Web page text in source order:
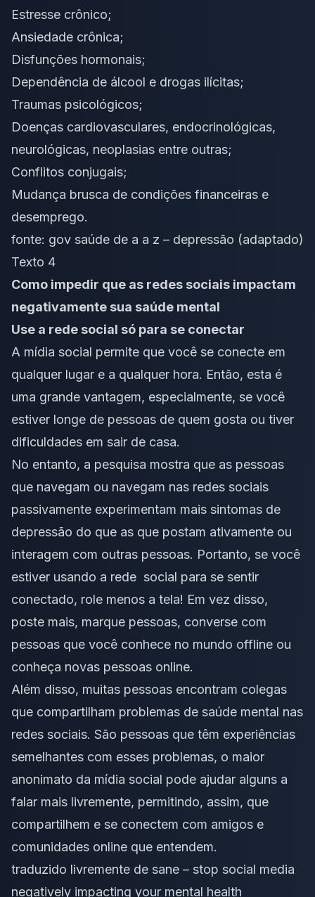
Estresse crônico;
Ansiedade crônica;
Disfunções hormonais;
Dependência de álcool e drogas ilícitas;
Traumas psicológicos;
Doenças cardiovasculares, endocrinológicas,
neurológicas, neoplasias entre outras;
Conflitos conjugais;
Mudança brusca de condições financeiras e
desemprego.
fonte: gov saúde de a a z – depressão (adaptado)
Texto 4
Como impedir que as redes sociais impactam
negativamente sua saúde mental
Use a rede social só para se conectar
A mídia social permite que você se conecte em
qualquer lugar e a qualquer hora. Então, esta é
uma grande vantagem, especialmente, se você
estiver longe de pessoas de quem gosta ou tiver
dificuldades em sair de casa.
No entanto, a pesquisa mostra que as pessoas
que navegam ou navegam nas redes sociais
passivamente experimentam mais sintomas de
depressão do que as que postam ativamente ou
interagem com outras pessoas. Portanto, se você
estiver usando a rede social para se sentir
conectado, role menos a tela! Em vez disso,
poste mais, marque pessoas, converse com
pessoas que você conhece no mundo offline ou
conheça novas pessoas online.
Além disso, muitas pessoas encontram colegas
que compartilham problemas de saúde mental nas
redes sociais. São pessoas que têm experiências
semelhantes com esses problemas, o maior
anonimato da mídia social pode ajudar alguns a
falar mais livremente, permitindo, assim, que
compartilhem e se conectem com amigos e
comunidades online que entendem.
traduzido livremente de sane – stop social media
negatively impacting your mental health